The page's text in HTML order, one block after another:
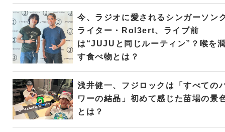
今、ラジオに愛されるシンガーソン
ライター・Rol3ert、ライブ前
は“JUJUと同じルーティン”？喉を
す食べ物とは？
浅井健一、フジロックは「すべての
ワーの結晶」初めて感じた苗場の景
とは？